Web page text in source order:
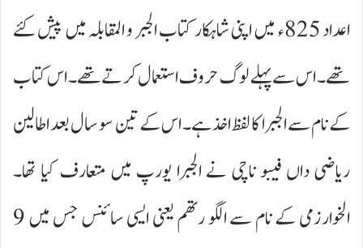
اعداد 825ء میں اپنی شاہکار کتاب الجبر و المقابلہ میں پیش کئے
تھے۔ اس سے پہلے لوگ حروف استعمال کر تے تھے۔ اس کتاب
کے نام سے الجبرا کا لفظ اخذ ہے۔ اس کے تین سو سال بعد اطالین
ریاضی داں فیبو ناچی نے الجبرا یورپ میں متعارف کیا تھا۔
الخوارزمی کے نام سے الگو رتھم یعنی ایسی سائنس جس میں 9